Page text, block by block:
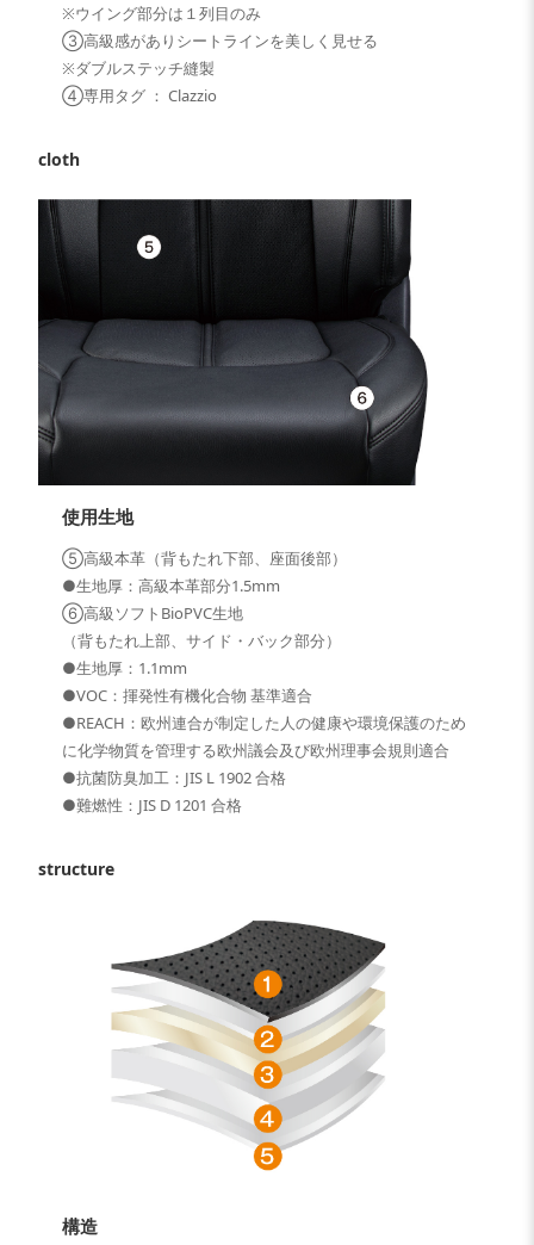
※ウイング部分は１列目のみ
③高級感がありシートラインを美しく見せる
※ダブルステッチ縫製
④専用タグ ： Clazzio
cloth
使用生地
⑤高級本革（背もたれ下部、座面後部）
●生地厚：高級本革部分1.5mm
⑥高級ソフトBioPVC生地
（背もたれ上部、サイド・バック部分）
●生地厚：1.1mm
●VOC：揮発性有機化合物 基準適合
●REACH：欧州連合が制定した人の健康や環境保護のため
に化学物質を管理する欧州議会及び欧州理事会規則適合
●抗菌防臭加工：JIS L 1902 合格
●難燃性：JIS D 1201 合格
structure
構造